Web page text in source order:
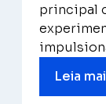
principal
Leia